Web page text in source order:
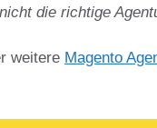
die richtige
weitere Magento